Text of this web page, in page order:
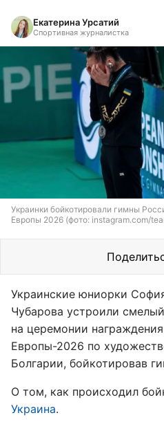
Екатерина Урсатий
Спортивная журналистка
Украинки бойкотировали гимны
Европы 2026 (фото: instagram.com/
Украинские юниорки
Чубарова устроили
на церемонии
Европы-2026 по
Болгарии, бойкотировав
О том, как происходил
Украина.